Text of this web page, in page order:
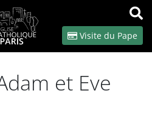
OK
Visite du Pape
et Eve